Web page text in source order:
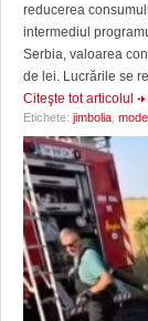
reducerea
intermediul
Serbia, valoarea
de lei. Lucrările se
Citeşte tot articolul
Etichete: jimbolia